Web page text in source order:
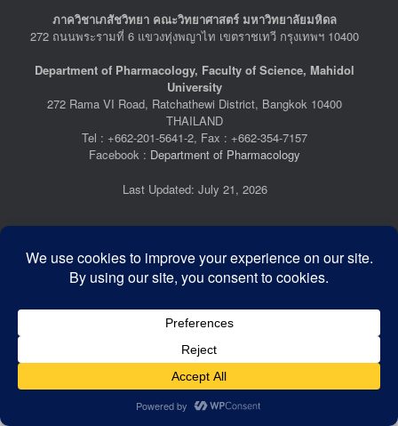
ภาควิชาเภสัชวิทยา คณะวิทยาศาสตร์ มหาวิทยาลัยมหิดล
272 ถนนพระรามที่ 6 แขวงทุ่งพญาไท เขตราชเทวี กรุงเทพฯ 10400
Department of Pharmacology, Faculty of Science, Mahidol
University
272 Rama VI Road, Ratchathewi District, Bangkok 10400
THAILAND
Tel : +662-201-5641-2, Fax : +662-354-7157
Facebook : Department of Pharmacology
Last Updated: July 21, 2026